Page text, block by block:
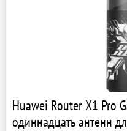
Huawei Router X1 Pro
одиннадцать антенн